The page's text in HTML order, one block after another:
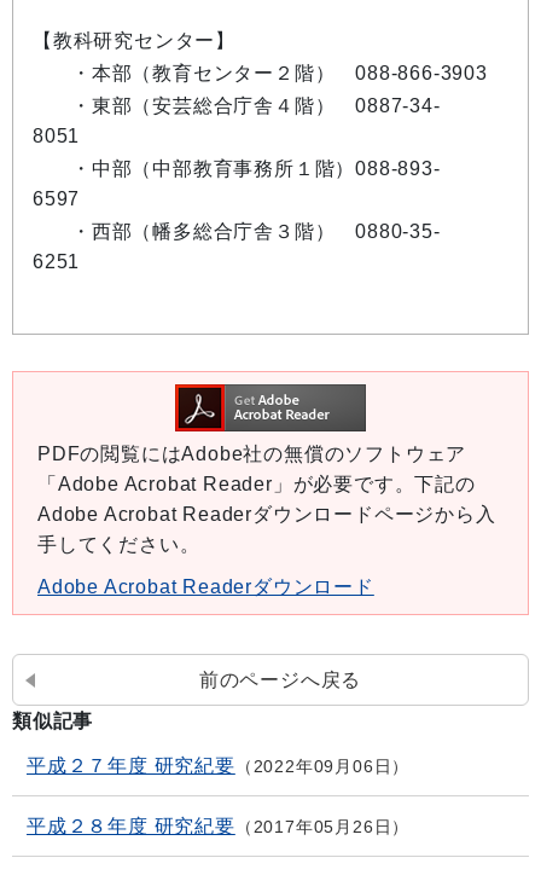
【教科研究センター】
・本部（教育センター２階） 088-866-3903
・東部（安芸総合庁舎４階） 0887-34-
8051
・中部（中部教育事務所１階）088-893-
6597
・西部（幡多総合庁舎３階） 0880-35-
6251
PDFの閲覧にはAdobe社の無償のソフトウェア
「Adobe Acrobat Reader」が必要です。下記の
Adobe Acrobat Readerダウンロードページから入
手してください。
Adobe Acrobat Readerダウンロード
前のページへ戻る
類似記事
平成２７年度 研究紀要 2022年09月06日
平成２８年度 研究紀要 2017年05月26日